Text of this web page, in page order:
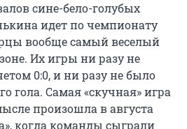
сине-бело-голубых
идет по чемпионату
вообще самый веселый
Их игры ни разу не
0:0, и ни разу не было
гола. Самая «скучная» игра
произошла в августа
когда команды сыграли